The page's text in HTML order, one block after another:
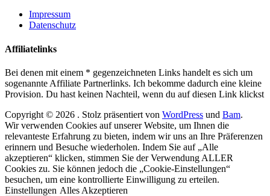
Impressum
Datenschutz
Affiliatelinks
Bei denen mit einem * gegenzeichneten Links handelt es sich um
sogenannte Affiliate Partnerlinks. Ich bekomme dadurch eine kleine
Provision. Du hast keinen Nachteil, wenn du auf diesen Link klickst
Copyright © 2026 . Stolz präsentiert von WordPress und Bam.
Wir verwenden Cookies auf unserer Website, um Ihnen die
relevanteste Erfahrung zu bieten, indem wir uns an Ihre Präferenzen
erinnern und Besuche wiederholen. Indem Sie auf „Alle
akzeptieren“ klicken, stimmen Sie der Verwendung ALLER
Cookies zu. Sie können jedoch die „Cookie-Einstellungen“
besuchen, um eine kontrollierte Einwilligung zu erteilen.
Einstellungen Alles Akzeptieren